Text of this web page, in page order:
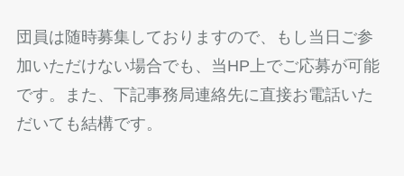
団員は随時募集しておりますので、もし当日ご参
加いただけない場合でも、当HP上でご応募が可能
です。また、下記事務局連絡先に直接お電話いた
だいても結構です。